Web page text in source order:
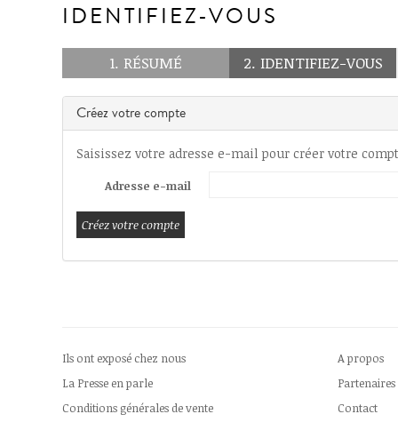
IDENTIFIEZ-VOUS
1. RÉSUMÉ 2. IDENTIFIEZ-VOUS
Créez votre compte
Saisissez votre adresse e-mail pour créer votre
Adresse e-mail
Ils ont exposé chez nous
La Presse en parle
Conditions générales de vente
A propos
Partenaires
Contact